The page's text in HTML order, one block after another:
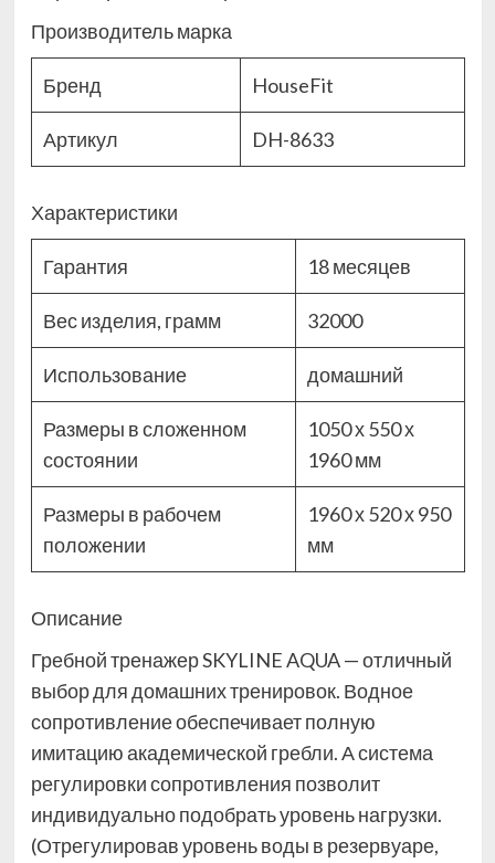
Производитель марка
Бренд HouseFit
Артикул DH-8633
Характеристики
Гарантия 18 месяцев
Вес изделия, грамм 32000
Использование домашний
Размеры в сложенном
состоянии
1050 х 550 х
1960 мм
Размеры в рабочем
положении
1960 х 520 х 950
мм
Описание
Гребной тренажер SKYLINE AQUA — отличный
выбор для домашних тренировок. Водное
сопротивление обеспечивает полную
имитацию академической гребли. А система
регулировки сопротивления позволит
индивидуально подобрать уровень нагрузки.
(Отрегулировав уровень воды в резервуаре,